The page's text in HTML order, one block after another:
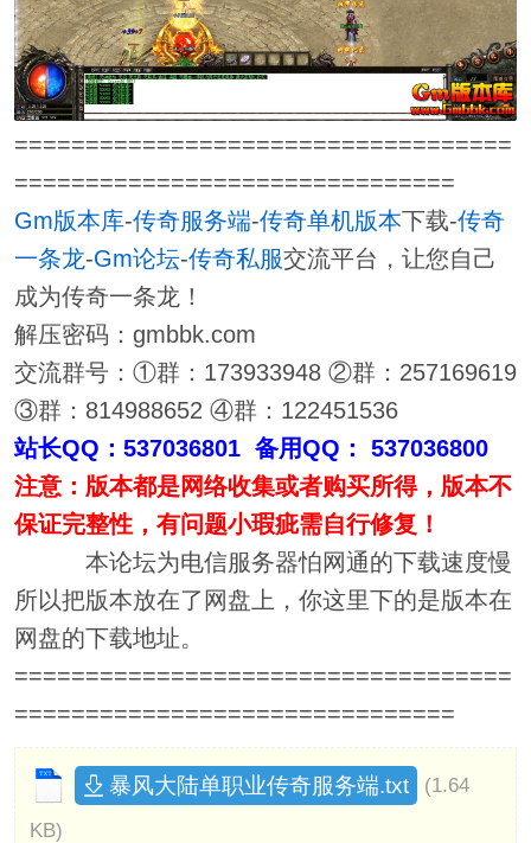
===================================
===============================
Gm版本库-传奇服务端-传奇单机版本下载-传奇
一条龙-Gm论坛-传奇私服交流平台，让您自己
成为传奇一条龙！
解压密码：gmbbk.com
交流群号：①群：173933948 ②群：257169619
③群：814988652 ④群：122451536
站长QQ：537036801 备用QQ： 537036800
注意：版本都是网络收集或者购买所得，版本不
保证完整性，有问题小瑕疵需自行修复！
本论坛为电信服务器怕网通的下载速度慢
所以把版本放在了网盘上，你这里下的是版本在
网盘的下载地址。
===================================
===============================
暴风大陆单职业传奇服务端.txt
(1.64
KB)